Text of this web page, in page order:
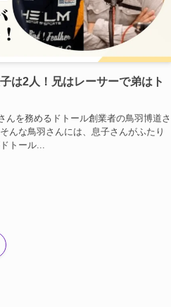
は2人！兄はレーサーで弟はト
んを務めるドトール創業者の鳥羽博道さ
んな鳥羽さんには、息子さんがふたり
トール...